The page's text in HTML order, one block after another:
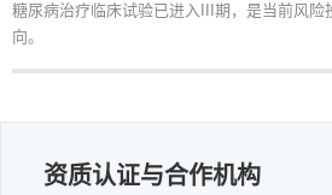
糖尿病治疗临床试验已进入III期，是当前风险
向。
资质认证与合作机构